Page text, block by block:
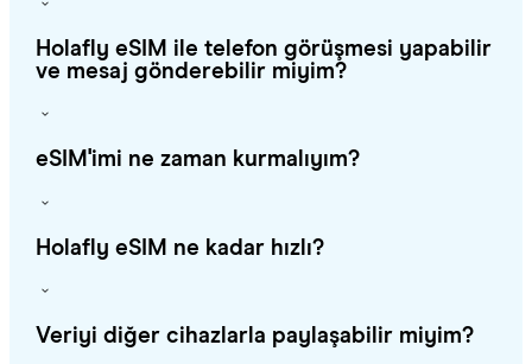
Holafly eSIM ile telefon görüşmesi yapabilir
ve mesaj gönderebilir miyim?
eSIM'imi ne zaman kurmalıyım?
Holafly eSIM ne kadar hızlı?
Veriyi diğer cihazlarla paylaşabilir miyim?